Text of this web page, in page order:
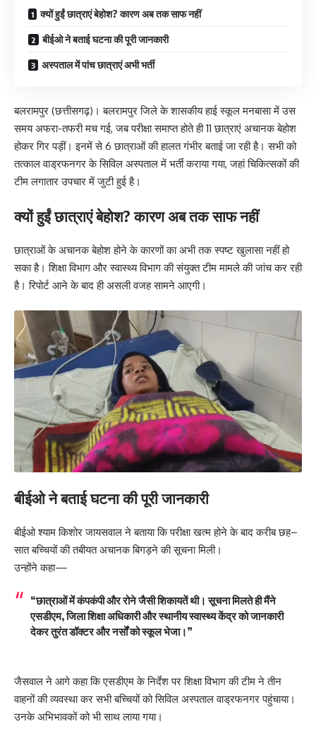
क्यों हुईं छात्राएं बेहोश? कारण अब तक साफ नहीं
बीईओ ने बताई घटना की पूरी जानकारी
अस्पताल में पांच छात्राएं अभी भर्ती
बलरामपुर (छत्तीसगढ़)। बलरामपुर जिले के शासकीय हाई स्कूल मनबासा में उस
समय अफरा-तफरी मच गई, जब परीक्षा समाप्त होते ही 11 छात्राएं अचानक बेहोश
होकर गिर पड़ीं। इनमें से 6 छात्राओं की हालत गंभीर बताई जा रही है। सभी को
तत्काल वाड्रफनगर के सिविल अस्पताल में भर्ती कराया गया, जहां चिकित्सकों की
टीम लगातार उपचार में जुटी हुई है।
क्यों हुईं छात्राएं बेहोश? कारण अब तक साफ नहीं
छात्राओं के अचानक बेहोश होने के कारणों का अभी तक स्पष्ट खुलासा नहीं हो
सका है। शिक्षा विभाग और स्वास्थ्य विभाग की संयुक्त टीम मामले की जांच कर रही
है। रिपोर्ट आने के बाद ही असली वजह सामने आएगी।
बीईओ ने बताई घटना की पूरी जानकारी
बीईओ श्याम किशोर जायसवाल ने बताया कि परीक्षा खत्म होने के बाद करीब छह–
सात बच्चियों की तबीयत अचानक बिगड़ने की सूचना मिली।
उन्होंने कहा—
“छात्राओं में कंपकंपी और रोने जैसी शिकायतें थी। सूचना मिलते ही मैंने
एसडीएम, जिला शिक्षा अधिकारी और स्थानीय स्वास्थ्य केंद्र को जानकारी
देकर तुरंत डॉक्टर और नर्सों को स्कूल भेजा।”
जैसवाल ने आगे कहा कि एसडीएम के निर्देश पर शिक्षा विभाग की टीम ने तीन
वाहनों की व्यवस्था कर सभी बच्चियों को सिविल अस्पताल वाड्रफनगर पहुंचाया।
उनके अभिभावकों को भी साथ लाया गया।